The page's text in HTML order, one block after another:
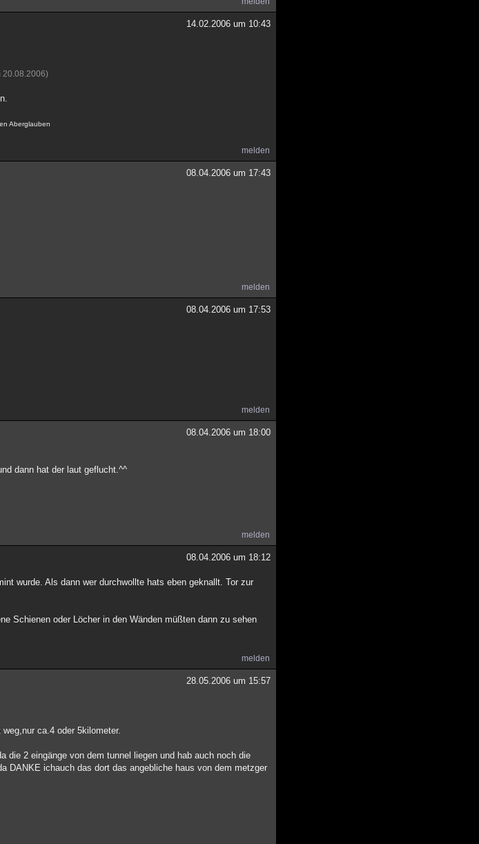
14.02.2006 um 10:43
20.08.2006)
Aberglauben
melden
08.04.2006 um 17:43
melden
08.04.2006 um 17:53
melden
08.04.2006 um 18:00
dann hat der laut geflucht.^^
melden
08.04.2006 um 18:12
wurde. Als dann wer durchwollte hats eben geknallt. Tor zur
Schienen oder Löcher in den Wänden müßten dann zu sehen
melden
28.05.2006 um 15:57
ca.4 oder 5kilometer.
die 2 eingänge von dem tunnel liegen und hab auch noch die
DANKE ichauch das dort das angebliche haus von dem metzger